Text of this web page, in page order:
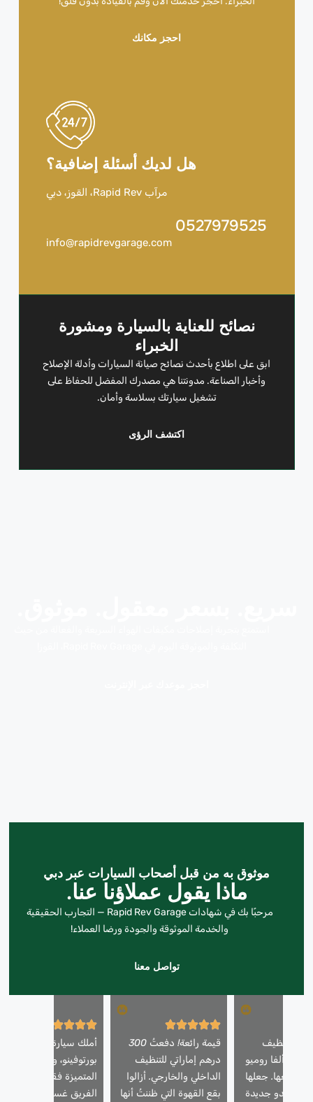
احجز مكانك
هل لديك أسئلة إضافية؟
مرآب Rapid Rev، القوز، دبي
0527979525
info@rapidrevgarage.com
نصائح للعناية بالسيارة ومشورة
الخبراء
ابق على اطلاع بأحدث نصائح صيانة السيارات وأدلة الإصلاح
وأخبار الصناعة. مدونتنا هي مصدرك المفضل للحفاظ على
تشغيل سيارتك بسلاسة وأمان.
اكتشف الرؤى
موثوق به من قبل أصحاب السيارات عبر دبي
ماذا يقول عملاؤنا عنا.
مرحبًا بك في شهادات Rapid Rev Garage — التجارب الحقيقية
والخدمة الموثوقة والجودة ورضا العملاء!
تواصل معنا
تنظيف
ألفا روميو
بيعها. جعلها
تبدو جديدة
قيمة رائعة! دفعتُ 300
درهم إماراتي للتنظيف
الداخلي والخارجي. أزالوا
بقع القهوة التي ظننتُ أنها
أملك سيارة فيراري
بورتوفينو، وأثق بخدماتنا
المتميزة فقط. استخدم
الفريق غسيلًا رغويًا آمنًا،